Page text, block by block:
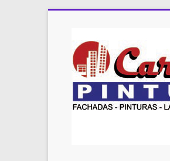
Cardoso
Pinturas
Pintura
Predial